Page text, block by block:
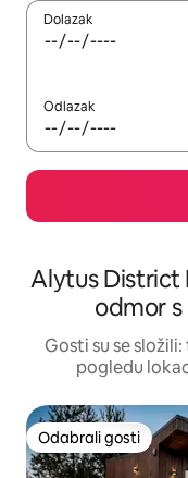
Dolazak
Odlazak
Alytus District
odmor
Gosti su se
pogledu
Odabrali gosti
Odabrali gosti